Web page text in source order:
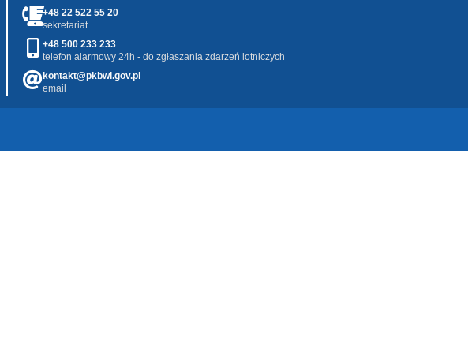
+48 22 522 55 20
sekretariat
+48 500 233 233
telefon alarmowy 24h - do zgłaszania zdarzeń lotniczych
kontakt@pkbwl.gov.pl
email